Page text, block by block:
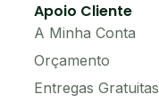
Apoio Cliente
A Minha Conta
Orçamento
Entregas Gratuitas